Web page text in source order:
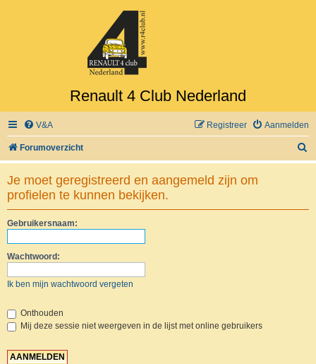
Renault 4 Club Nederland
V&A Aanmelden
Registreer
Forumoverzicht
o
Je moet geregistreerd en aangemeld zijn om
profielen te kunnen bekijken.
Gebruikersnaam:
Wachtwoord:
Ik ben mijn wachtwoord vergeten
Onthouden
Mij deze sessie niet weergeven in de lijst met online gebruikers